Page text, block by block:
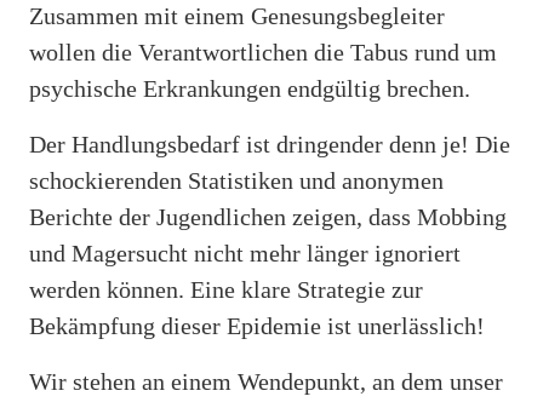
Zusammen mit einem Genesungsbegleiter
wollen die Verantwortlichen die Tabus rund um
psychische Erkrankungen endgültig brechen.
Der Handlungsbedarf ist dringender denn je! Die
schockierenden Statistiken und anonymen
Berichte der Jugendlichen zeigen, dass Mobbing
und Magersucht nicht mehr länger ignoriert
werden können. Eine klare Strategie zur
Bekämpfung dieser Epidemie ist unerlässlich!
Wir stehen an einem Wendepunkt, an dem unser